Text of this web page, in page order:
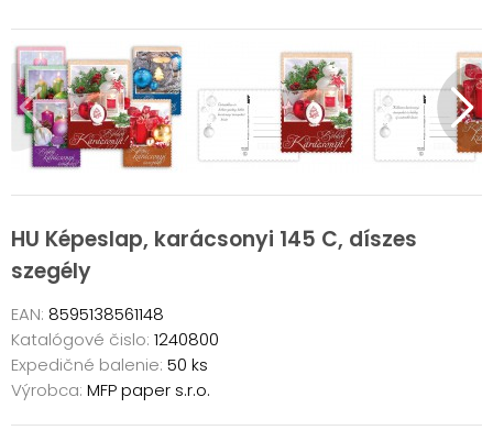
HU Képeslap, karácsonyi 145 C, díszes
szegély
EAN: 8595138561148
Katalógové čislo: 1240800
Expedičné balenie: 50 ks
Výrobca: MFP paper s.r.o.